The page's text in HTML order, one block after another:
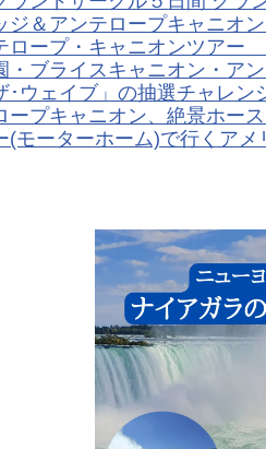
ジ＆アンテロープキャニオ
ロープ・キャニオンツアー
・ブライスキャニオン・ア
･ウェイブ」の抽選チャレン
ープキャニオン、絶景ホー
(モーターホーム)で行くアメ